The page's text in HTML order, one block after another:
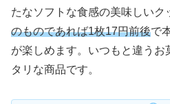
たなソフトな食感の美味しいク
のものであれば1枚17円前後で
が楽しめます。いつもと違うお
タリな商品です。